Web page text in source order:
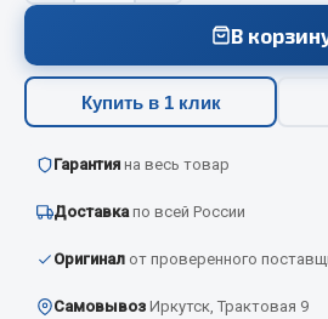
Весь раздел
Смазочные материалы
Технические жидкости
Весь раздел
В
Купить в 1 клик
Гарантия на весь товар
Доставкапо всей России
Оригинал от проверенного
Самовывоз Иркутск, Трактовая 9